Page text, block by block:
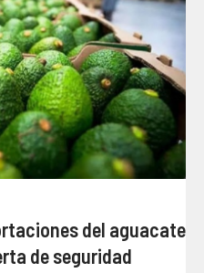
del aguacate
de seguridad